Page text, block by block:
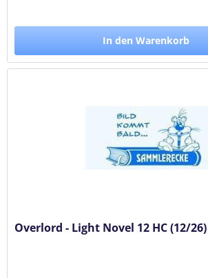
In den Warenkorb
Overlord - Light Novel 12 HC (12/26)